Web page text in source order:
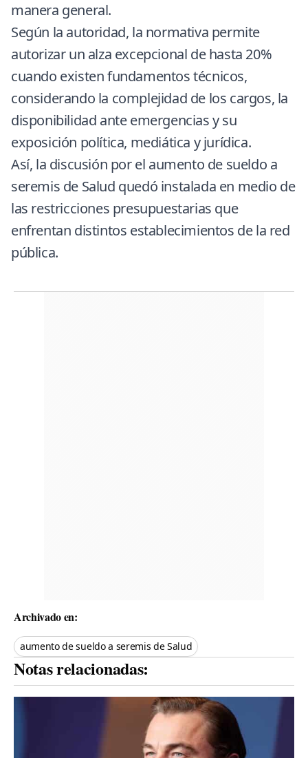
manera general.
Según la autoridad, la normativa permite
autorizar un alza excepcional de hasta 20%
cuando existen fundamentos técnicos,
considerando la complejidad de los cargos, la
disponibilidad ante emergencias y su
exposición política, mediática y jurídica.
Así, la discusión por el aumento de sueldo a
seremis de Salud quedó instalada en medio de
las restricciones presupuestarias que
enfrentan distintos establecimientos de la red
pública.
Archivado en:
aumento de sueldo a seremis de Salud
Notas relacionadas: